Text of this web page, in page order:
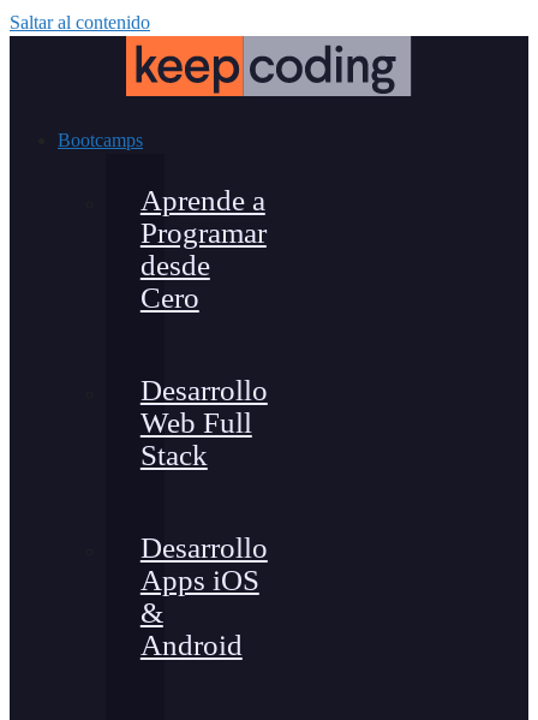
Saltar al contenido
Bootcamps
Aprende a
Programar
desde
Cero
Desarrollo
Web Full
Stack
Desarrollo
Apps iOS
&
Android